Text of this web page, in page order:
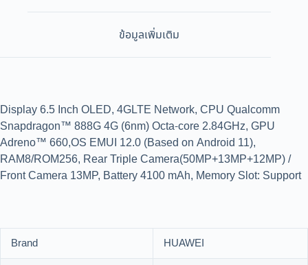
ข้อมูลเพิ่มเติม
Display 6.5 Inch OLED, 4GLTE Network, CPU Qualcomm
Snapdragon™ 888G 4G (6nm) Octa-core 2.84GHz, GPU
Adreno™ 660,OS EMUI 12.0 (Based on Android 11),
RAM8/ROM256, Rear Triple Camera(50MP+13MP+12MP) /
Front Camera 13MP, Battery 4100 mAh, Memory Slot: Support
Brand
HUAWEI